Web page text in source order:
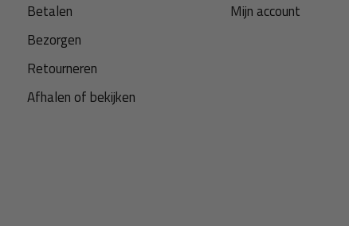
Betalen
Bezorgen
Retourneren
Afhalen of bekijken
Mijn account